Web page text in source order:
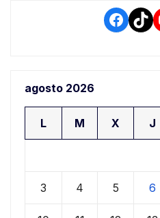
agosto 2026
L M X J
3 4 5 6